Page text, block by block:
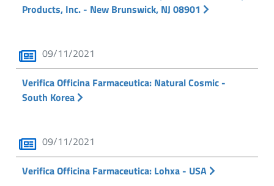
Products, Inc. - New Brunswick, NJ 08901
09/11/2021
Verifica Officina Farmaceutica: Natural Cosmic -
South Korea
09/11/2021
Verifica Officina Farmaceutica: Lohxa - USA